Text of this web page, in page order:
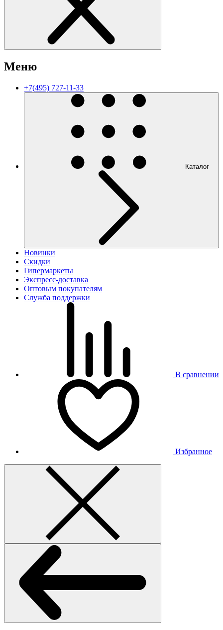
Меню
+7(495) 727-11-33
Каталог
Новинки
Скидки
Гипермаркеты
Экспресс-доставка
Оптовым покупателям
Служба поддержки
В сравнении
Избранное